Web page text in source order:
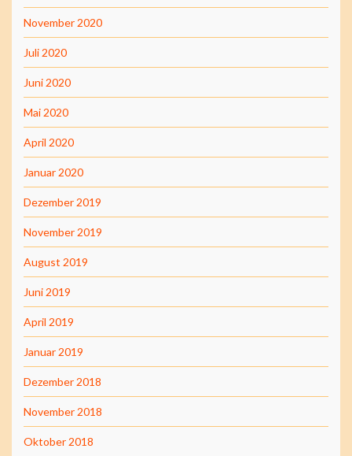
November 2020
Juli 2020
Juni 2020
Mai 2020
April 2020
Januar 2020
Dezember 2019
November 2019
August 2019
Juni 2019
April 2019
Januar 2019
Dezember 2018
November 2018
Oktober 2018